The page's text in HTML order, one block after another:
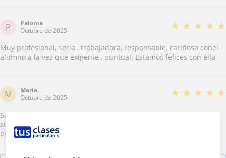
animada y motivada. ¡Muchas gracias Sara!
P
Paloma
Octubre de 2025
★ ★ ★ ★ ★
Muy profesional, seria , trabajadora, responsable, cariñosa conel
alumno a la vez que exigente , puntual. Estamos felices con ella.
M
Maria
Octubre de 2025
★ ★ ★ ★ ★
Sara es una profesora estupenda, siempre preocupada porque
sus alumnos aprendan e intentando sacar el mayor rendimiento
posible de ellos. Estamos encantados con ella.